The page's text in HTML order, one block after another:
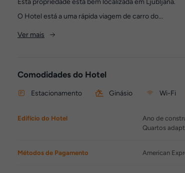
O Hotel está a uma rápida viagem de carro do...
Ver mais
Comodidades do Hotel
Estacionamento Ginásio Wi-Fi
Edifício do Hotel
Ano de
Quartos
Métodos de Pagamento American